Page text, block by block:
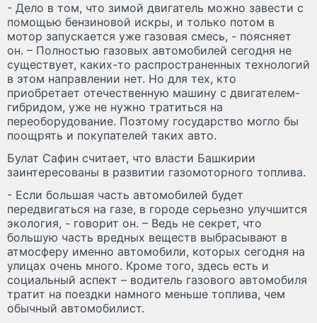
- Дело в том, что зимой двигатель можно завести с
помощью бензиновой искры, и только потом в
мотор запускается уже газовая смесь, - поясняет
он. – Полностью газовых автомобилей сегодня не
существует, каких-то распространенных технологий
в этом направлении нет. Но для тех, кто
приобретает отечественную машину с двигателем-
гибридом, уже не нужно тратиться на
переоборудование. Поэтому государство могло бы
поощрять и покупателей таких авто.
Булат Сафин считает, что власти Башкирии
заинтересованы в развитии газомоторного топлива.
- Если большая часть автомобилей будет
передвигаться на газе, в городе серьезно улучшится
экология, - говорит он. – Ведь не секрет, что
большую часть вредных веществ выбрасывают в
атмосферу именно автомобили, которых сегодня на
улицах очень много. Кроме того, здесь есть и
социальный аспект – водитель газового автомобиля
тратит на поездки намного меньше топлива, чем
обычный автомобилист.